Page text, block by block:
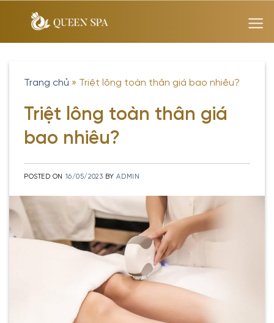
Trang chủ » Triệt lông toàn thân giá bao nhiêu?
Triệt lông toàn thân giá
bao nhiêu?
POSTED ON 16/05/2023 BYADMIN